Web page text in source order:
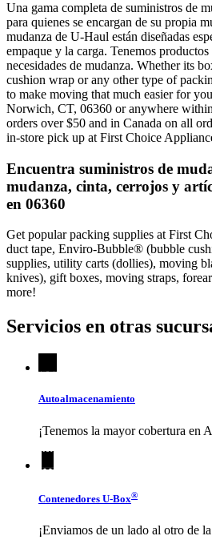
Una gama completa de suministros de
para quienes se encargan de su propia
mudanza de U-Haul están diseñadas
empaque y la carga. Tenemos
necesidades de mudanza. Whether its
cushion wrap or any other type of
to make moving that much easier for
Norwich, CT, 06360 or anywhere
orders over $50 and in Canada on all
in-store pick up at First Choice
Encuentra suministros de
mudanza, cinta, cerrojos y
en 06360
Get popular packing supplies at First
duct tape, Enviro-Bubble® (bubble
supplies, utility carts (dollies), moving
knives), gift boxes, moving straps,
more!
Servicios en otras
Autoalmacenamiento
¡Tenemos la mayor cobertura en
Contenedores U-Box®
¡Enviamos de un lado al otro de